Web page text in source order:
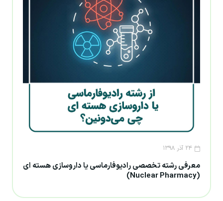
۲۴ آذر ۱۳۹۸
معرفی رشته تخصصی رادیوفارماسی یا داروسازی هسته ای
(Nuclear Pharmacy)